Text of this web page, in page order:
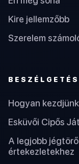
Kire jellemzőbb
Szerelem
Hogyan
Esküvői Cipős
A legjobb
értekezletekhez